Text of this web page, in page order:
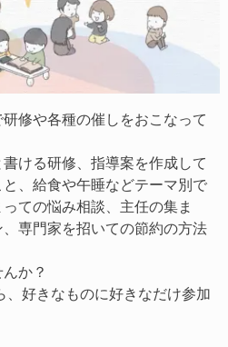
修や各種の催しをおこなって
ける研修、指導案を作成して
、給食や午睡などテーマ別で
ての悩み相談、主任の集ま
専門家を招いての節約の方法
か？
、好きなものに好きなだけ参加